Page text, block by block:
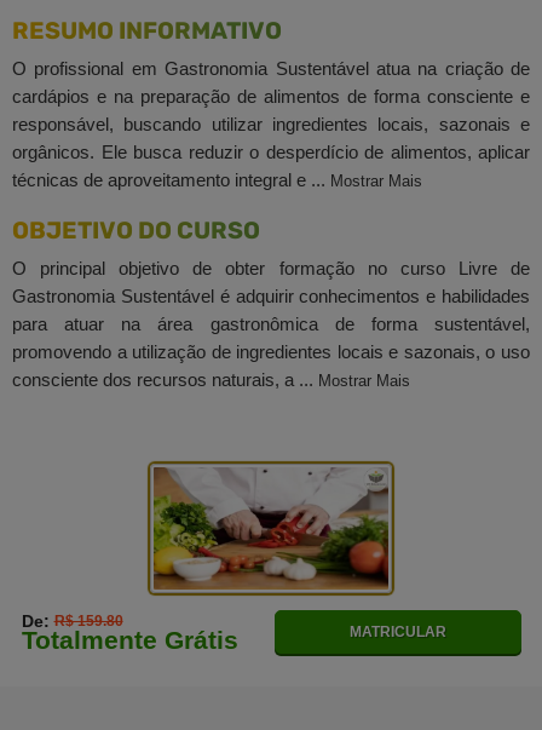
RESUMO INFORMATIVO
O profissional em Gastronomia Sustentável atua na criação de
cardápios e na preparação de alimentos de forma consciente e
responsável, buscando utilizar ingredientes locais, sazonais e
orgânicos. Ele busca reduzir o desperdício de alimentos, aplicar
técnicas de aproveitamento integral e ... Mostrar Mais
OBJETIVO DO CURSO
O principal objetivo de obter formação no curso Livre de
Gastronomia Sustentável é adquirir conhecimentos e habilidades
para atuar na área gastronômica de forma sustentável,
promovendo a utilização de ingredientes locais e sazonais, o uso
consciente dos recursos naturais, a ... Mostrar Mais
De:R$ 159.80
Totalmente Grátis MATRICULAR